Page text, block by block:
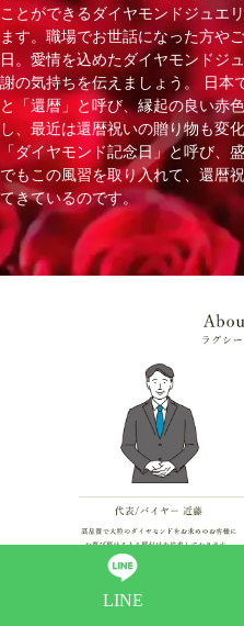
ことができるダイヤモンドジュエ
ます。職場でお世話になった方や
日。愛情を込めたダイヤモンドジ
謝の気持ちを伝えましょう。 日本
と「還暦」と呼び、縁起の良い赤
し、最近は還暦祝いの贈り物も変
「ダイヤモンド記念日」と呼び、
でもこの風習を取り入れて、還暦
てきているのです。
ショール
LINE